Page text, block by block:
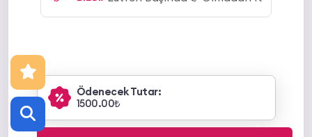
Ödenecek Tutar:
1500.00₺